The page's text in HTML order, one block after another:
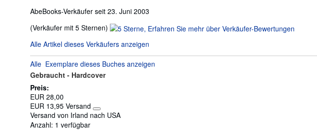
AbeBooks-Verkäufer seit 23. Juni 2003
(Verkäufer mit 5 Sternen) Verkäuferbewertung
von
5
Sternen
Alle Artikel dieses Verkäufers anzeigen
Alle Exemplare dieses Buches anzeigen
Gebraucht - Hardcover
Preis:
EUR 28,00
EUR 13,95 Versand
Weitere
Informationen
Versand von Irland nach USA
Anzahl: 1 verfügbar